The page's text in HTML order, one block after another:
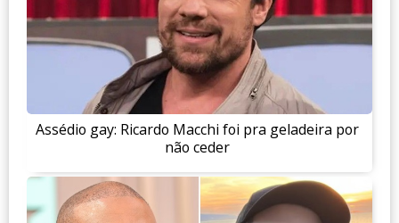
Assédio gay: Ricardo Macchi foi pra geladeira por
não ceder